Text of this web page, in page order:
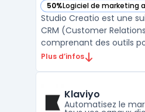
50%Logiciel de marketing
— voir Studio Creatio dans
Studio Creatio est une
CRM (Customer
comprenant des outils
ventes, de marketing et
processus de vente,
Plus d’infos
Klaviyo
Automatisez le